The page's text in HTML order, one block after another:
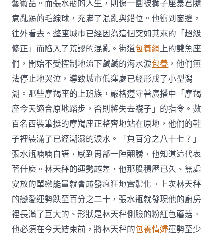
藝術品。而張水瓶的人生，則像一團被獅子座暴君隨
意亂踢的毛線球，充滿了混亂與錯位。他衝到窗邊，
往外看去。整座城市已經因為這個突如其來的「超級
修正」而陷入了荒謬的混亂。街道包養網上的雙魚座
們，開始不受控制地流下鹹鹹的海水淚包養 ，他們無
法停止地哭泣，導致城市低窪處已經形成了小型潟
湖。那些摩羯座的上班族，嚴格遵守著廣播中「摩羯
座今天適合原地踏步，否則將失去襪子」的指令。數
百名西裝筆挺的摩羯座正整齊地站在原地，他們的鞋
子裡裝滿了已經潮濕的淚水。「負百分之八十七？」
張水瓶喃喃自語，感到胃部一陣翻騰，他知道這代表
著什麼。林天秤的運勢越差，他那股積壓已久、無處
安放的單戀能量就會越發瘋狂地實體化。上次林天秤
的戀愛運勢跌至百分之二十，張水瓶就發現他的廚房
裡長滿了巨大的、形狀是林天秤側臉的粉紅色蘑菇。
他必須在今天結束前，將林天秤的包養情婦運勢至少